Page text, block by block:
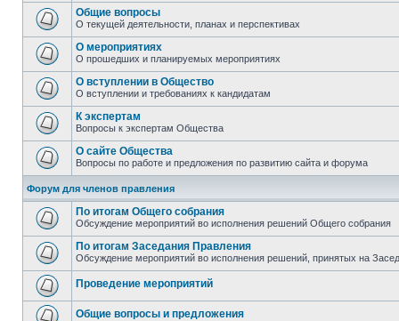
Общие вопросы
О текущей деятельности, планах и перспективах
О мероприятиях
О прошедших и планируемых мероприятиях
О вступлении в Общество
О вступлении и требованиях к кандидатам
К экспертам
Вопросы к экспертам Общества
О сайте Общества
Вопросы по работе и предложения по развитию сайта и форума
Форум для членов правления
По итогам Общего собрания
Обсуждение мероприятий во исполнения решений Общего собрания
По итогам Заседания Правления
Обсуждение мероприятий во исполнения решений, принятых на
Проведение мероприятий
Общие вопросы и предложения